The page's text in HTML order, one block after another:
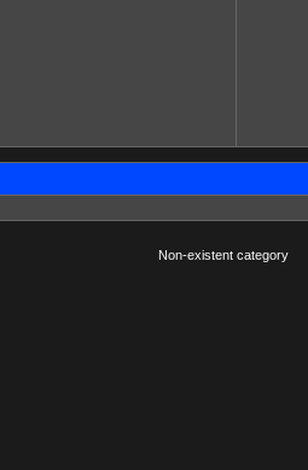
Non-existent category